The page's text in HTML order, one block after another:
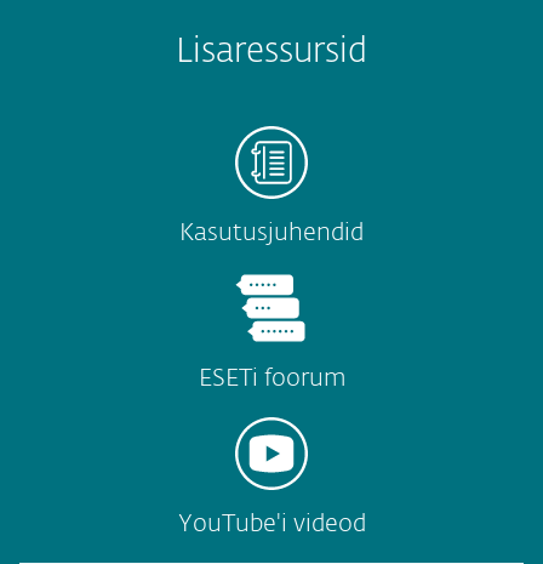
Lisaressursid
Kasutusjuhendid
ESETi foorum
YouTube'i videod